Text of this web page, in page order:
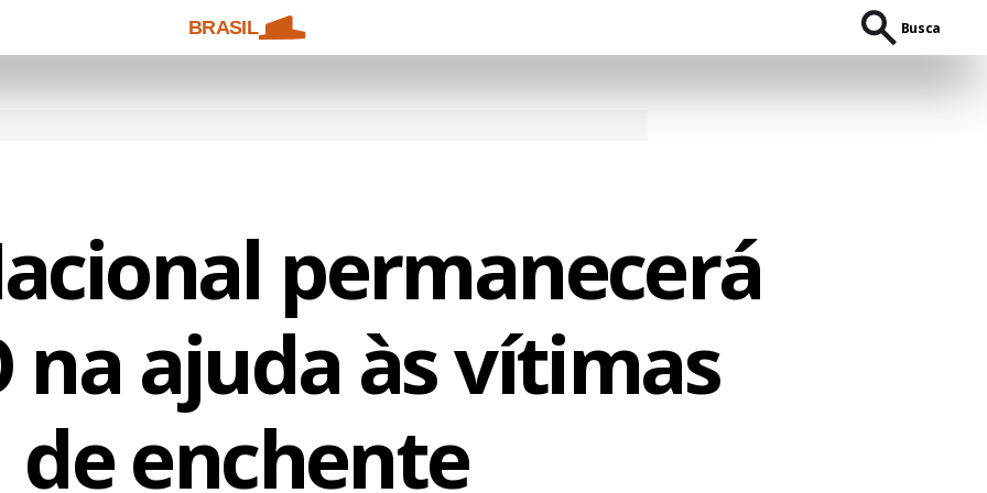
BRASIL Busca
permanecerá
na ajuda às vítimas
de enchente